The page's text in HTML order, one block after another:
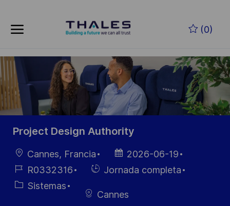
(0)
-
Project Design Authority
Ubicación
Cannes, Francia
Fecha de
publicación
2026-06-19
ID de
empleo
R0332316
HiringJornada completa
Categoría
Sistemas
Cannes